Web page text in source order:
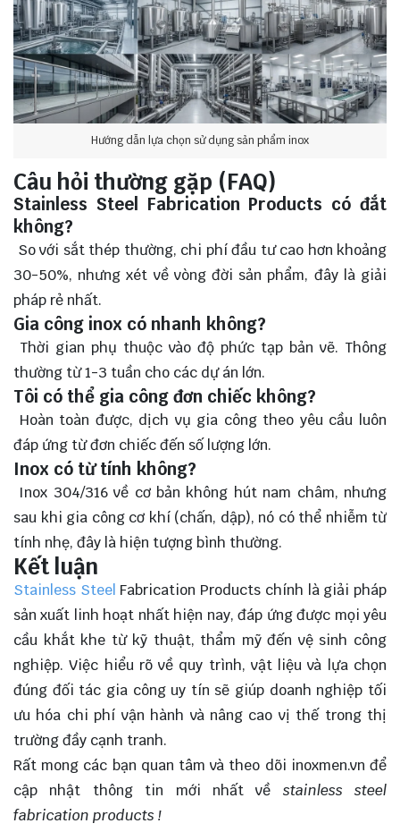
Hướng dẫn lựa chọn sử dụng sản phẩm inox
Câu hỏi thường gặp (FAQ)
Stainless Steel Fabrication Products có đắt
không?
So với sắt thép thường, chi phí đầu tư cao hơn khoảng
30-50%, nhưng xét về vòng đời sản phẩm, đây là giải
pháp rẻ nhất.
Gia công inox có nhanh không?
Thời gian phụ thuộc vào độ phức tạp bản vẽ. Thông
thường từ 1-3 tuần cho các dự án lớn.
Tôi có thể gia công đơn chiếc không?
Hoàn toàn được, dịch vụ gia công theo yêu cầu luôn
đáp ứng từ đơn chiếc đến số lượng lớn.
Inox có từ tính không?
Inox 304/316 về cơ bản không hút nam châm, nhưng
sau khi gia công cơ khí (chấn, dập), nó có thể nhiễm từ
tính nhẹ, đây là hiện tượng bình thường.
Kết luận
Stainless Steel Fabrication Products chính là giải pháp
sản xuất linh hoạt nhất hiện nay, đáp ứng được mọi yêu
cầu khắt khe từ kỹ thuật, thẩm mỹ đến vệ sinh công
nghiệp. Việc hiểu rõ về quy trình, vật liệu và lựa chọn
đúng đối tác gia công uy tín sẽ giúp doanh nghiệp tối
ưu hóa chi phí vận hành và nâng cao vị thế trong thị
trường đầy cạnh tranh.
Rất mong các bạn quan tâm và theo dõi inoxmen.vn để
cập nhật thông tin mới nhất về
stainless steel
fabrication products !